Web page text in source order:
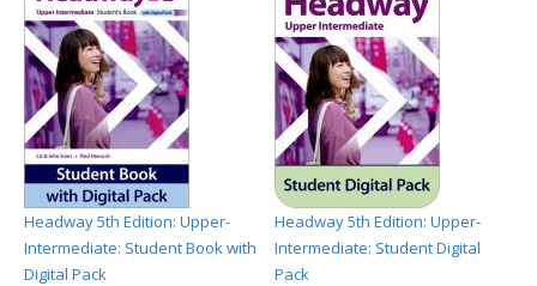
Headway 5th Edition: Upper-
Intermediate: Student Book with
Digital Pack
Headway 5th Edition: Upper-
Intermediate: Student Digital
Pack